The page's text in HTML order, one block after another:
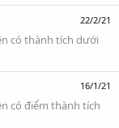
22/2/21
có thành tích dưới
16/1/21
có điểm thành tích